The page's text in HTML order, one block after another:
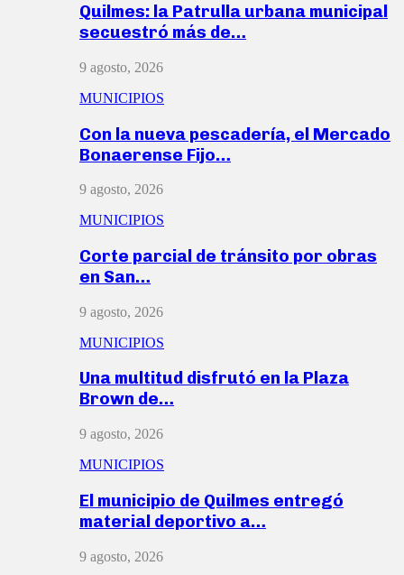
Quilmes: la Patrulla urbana municipal
secuestró más de…
9 agosto, 2026
MUNICIPIOS
Con la nueva pescadería, el Mercado
Bonaerense Fijo…
9 agosto, 2026
MUNICIPIOS
Corte parcial de tránsito por obras
en San…
9 agosto, 2026
MUNICIPIOS
Una multitud disfrutó en la Plaza
Brown de…
9 agosto, 2026
MUNICIPIOS
El municipio de Quilmes entregó
material deportivo a…
9 agosto, 2026